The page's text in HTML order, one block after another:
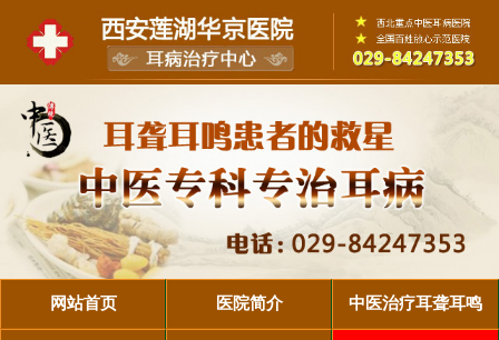
网站首页 医院简介 中医治疗耳聋耳鸣